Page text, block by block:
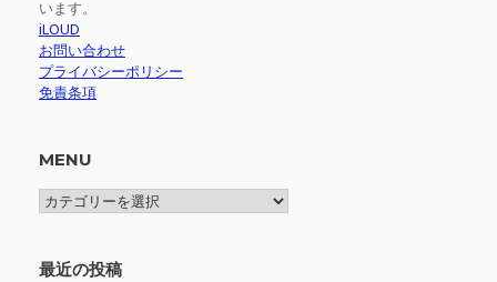
います。
iLOUD
お問い合わせ
プライバシーポリシー
免責条項
MENU
MENU
最近の投稿